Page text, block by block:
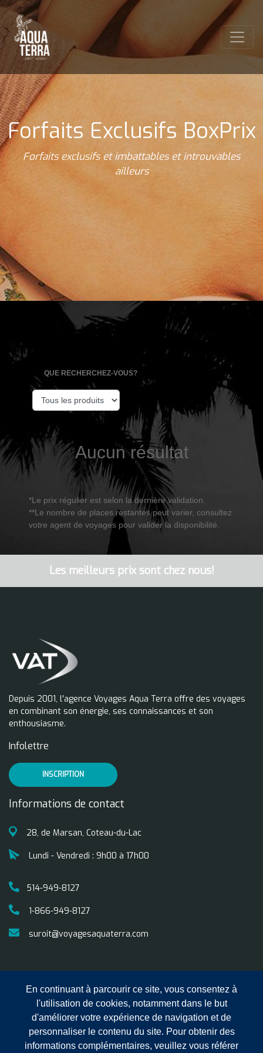
Forfaits Exclusifs BoxPrix
Forfaits exclusifs et imbattables et introuvables
ailleurs
QUE RECHERCHEZ-VOUS?
Aucun résultat
*Le prix régulier est selon la dernière validation.
**Le nombre de places restantes peut varier, consultez
votre agent de voyages pour valider la disponibilité.
Les meilleurs prix sont chez nous!
Depuis 2001, l'agence Voyages Aqua Terra offre des voyages
en combinant son énergie, ses connaissances et son
enthousiasme.
Informations de contact
28, de Marsan, Coteau-du-Lac
Lundi - Vendredi : 9h00 à 17h00
514-949-8127
1-866-949-8127
suroit@voyagesaquaterra.com
Infolettre
INSCRIPTION
En continuant à parcourir ce site, vous consentez à
l'utilisation de cookies, notamment dans le but
d'améliorer votre expérience de navigation et de
personnaliser le contenu du site. Pour obtenir des
informations complémentaires, veuillez vous référer